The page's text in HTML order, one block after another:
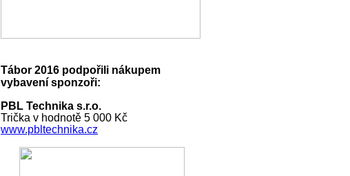
Tábor 2016 podpořili nákupem
vybavení sponzoři:
PBL Technika s.r.o.
Trička v hodnotě 5 000 Kč
www.pbltechnika.cz